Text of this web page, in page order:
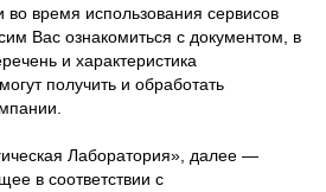
время использования сервисов
Вас ознакомиться с документом, в
и характеристика
получить и обработать
Лаборатория», далее —
в соответствии с